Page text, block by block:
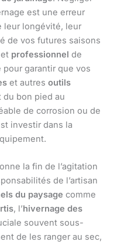
est une erreur
leur longévité, leur
de vos futures saisons
et professionnel de
garantir que vos
et autres outils
du bon pied au
de corrosion ou de
investir dans la
la fin de l’agitation
de l’artisan
du paysage comme
, l’hivernage des
souvent sous-
de les ranger au sec,